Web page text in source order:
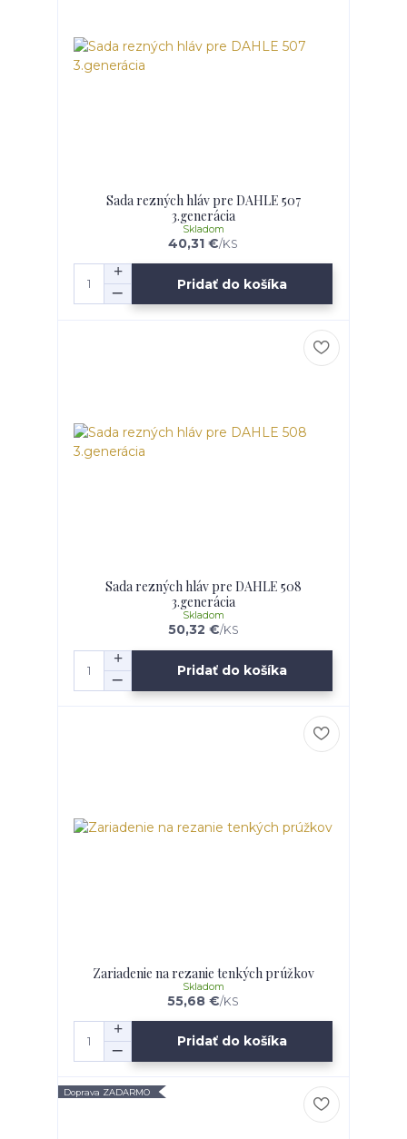
Sada rezných hláv pre DAHLE 507
3.generácia
40,31 €/KS
Skladom
Pridať do košíka
Sada rezných hláv pre DAHLE 508
3.generácia
50,32 €/KS
Skladom
Pridať do košíka
Zariadenie na rezanie tenkých prúžkov
55,68 €/KS
Skladom
Pridať do košíka
Doprava ZADARMO